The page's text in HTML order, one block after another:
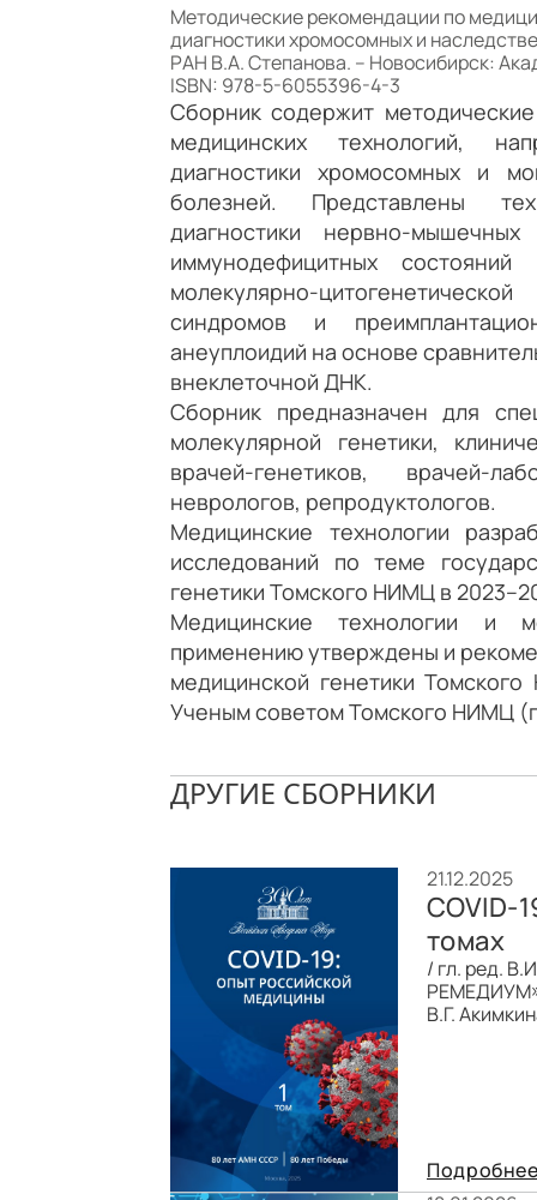
Методические рекомендации по
диагностики хромосомных и
РАН В.А. Степанова. – Новосибирск:
ISBN: 978-5-6055396-4-3
Сборник содержит
медицинских технологий,
диагностики хромосомных и
болезней. Представлены
диагностики нервно-
иммунодефицитных
молекулярно-
синдромов и
анеуплоидий на основе
внеклеточной ДНК.
Сборник предназначен для
молекулярной генетики,
врачей-генетиков, врачей-
неврологов, репродуктологов.
Медицинские технологии
исследований по теме
генетики Томского НИМЦ в
Медицинские технологии и
применению утверждены и
медицинской генетики
Ученым советом Томского НИМЦ
ДРУГИЕ СБОРНИКИ
21.12.2025
COVID-
томах
/ гл. ред.
В.Г.